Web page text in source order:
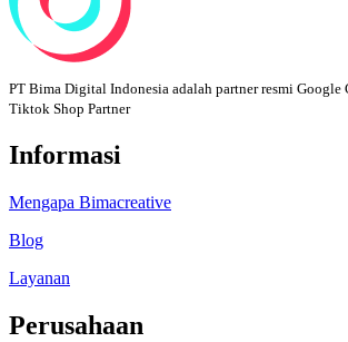
PT Bima Digital Indonesia adalah partner resmi
Tiktok Shop Partner
Informasi
Mengapa Bimacreative
Blog
Layanan
Perusahaan